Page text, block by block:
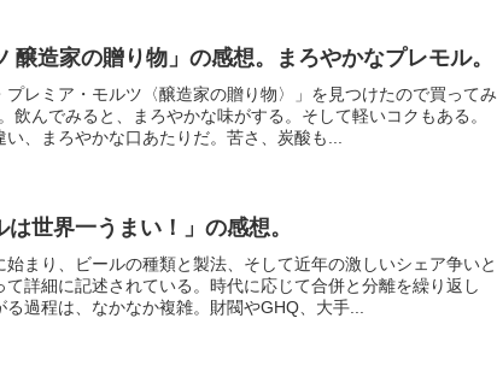
醸造家の贈り物」の感想。まろやかなプレモル。
レミア・モルツ〈醸造家の贈り物〉」を見つけたので買ってみ
飲んでみると、まろやかな味がする。そして軽いコクもある。
、まろやかな口あたりだ。苦さ、炭酸も...
世界一うまい！」の感想。
まり、ビールの種類と製法、そして近年の激しいシェア争いと
詳細に記述されている。時代に応じて合併と分離を繰り返し
過程は、なかなか複雑。財閥やGHQ、大手...